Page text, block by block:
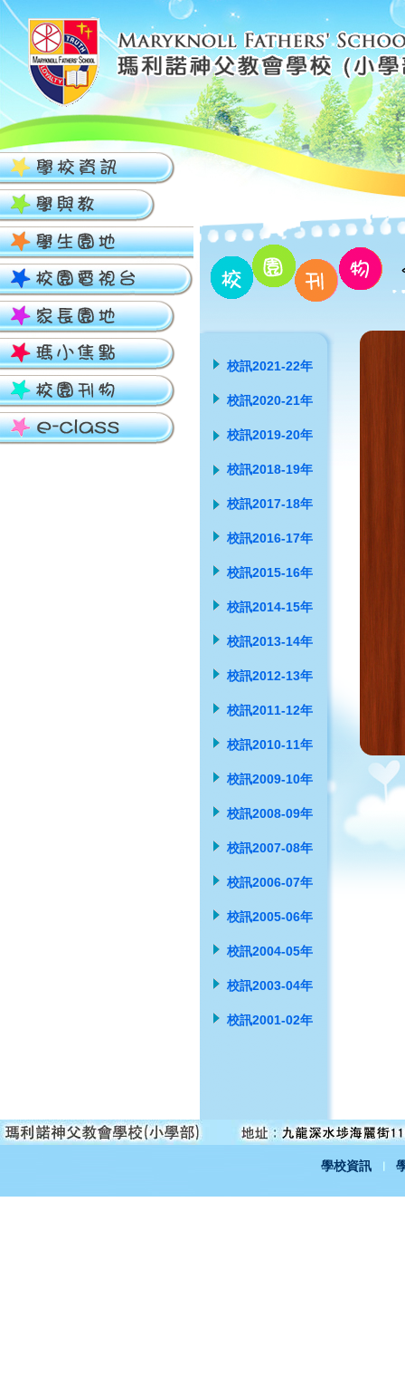
校訊2021-22年
校訊2020-21年
校訊2019-20年
校訊2018-19年
校訊2017-18年
校訊2016-17年
校訊2015-16年
校訊2014-15年
校訊2013-14年
校訊2012-13年
校訊2011-12年
校訊2010-11年
校訊2009-10年
校訊2008-09年
校訊2007-08年
校訊2006-07年
校訊2005-06年
校訊2004-05年
校訊2003-04年
校訊2001-02年
學校資訊